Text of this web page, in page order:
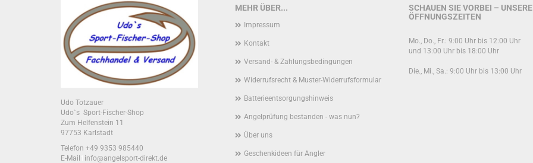
MEHR ÜBER...
Impressum
Kontakt
Versand- & Zahlungsbedingungen
Widerrufsrecht & Muster-Widerrufsformular
Batterieentsorgungshinweis
Angelprüfung bestanden - was nun?
Über uns
Geschenkideen für Angler
SCHAUEN SIE VORBEI – UNSERE
ÖFFNUNGSZEITEN
Mo., Do., Fr.: 9:00 Uhr bis 12:00 Uhr
und 13:00 Uhr bis 18:00 Uhr
Die., Mi., Sa.: 9:00 Uhr bis 13:00 Uhr
Udo Totzauer
Udo`s Sport-Fischer-Shop
Zum Helfenstein 11
97753 Karlstadt
Telefon +49 9353 985440
E-Mail
info@angelsport-direkt.de